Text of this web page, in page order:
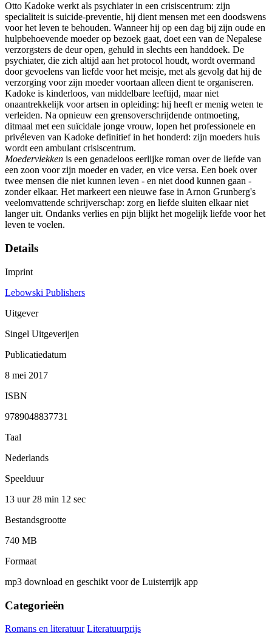
Otto Kadoke werkt als psychiater in een crisiscentrum: zijn
specialiteit is suicide-preventie, hij dient mensen met een doodswens
voor het leven te behouden. Wanneer hij op een dag bij zijn oude en
hulpbehoevende moeder op bezoek gaat, doet een van de Nepalese
verzorgsters de deur open, gehuld in slechts een handdoek. De
psychiater, die zich altijd aan het protocol houdt, wordt overmand
door gevoelens van liefde voor het meisje, met als gevolg dat hij de
verzorging voor zijn moeder voortaan alleen dient te organiseren.
Kadoke is kinderloos, van middelbare leeftijd, maar niet
onaantrekkelijk voor artsen in opleiding: hij heeft er menig weten te
verleiden. Na opnieuw een grensoverschrijdende ontmoeting,
ditmaal met een suïcidale jonge vrouw, lopen het professionele en
privéleven van Kadoke definitief in het honderd: zijn moeders huis
wordt een ambulant crisiscentrum.
Moedervlekken is een genadeloos eerlijke roman over de liefde van
een zoon voor zijn moeder en vader, en vice versa. Een boek over
twee mensen die niet kunnen leven - en niet dood kunnen gaan -
zonder elkaar. Het markeert een nieuwe fase in Arnon Grunberg's
veelomvattende schrijverschap: zorg en liefde sluiten elkaar niet
langer uit. Ondanks verlies en pijn blijkt het mogelijk liefde voor het
leven te voelen.
Details
Imprint
Lebowski Publishers
Uitgever
Singel Uitgeverijen
Publicatiedatum
8 mei 2017
ISBN
9789048837731
Taal
Nederlands
Speelduur
13 uur 28 min 12 sec
Bestandsgrootte
740 MB
Formaat
mp3 download en geschikt voor de Luisterrijk app
Categorieën
Romans en literatuur Literatuurprijs